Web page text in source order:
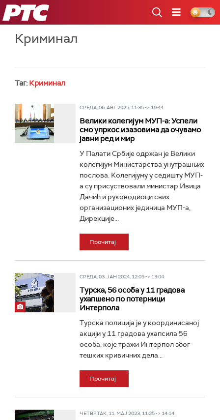
РТС
Криминал
Таг: Криминал
СРЕДА, 06. АВГ 2025, 11:35 -> 19:44
Велики колегијум МУП-а: Успели
смо упркос изазовима да очувамо
јавни ред и мир
У Палати Србије одржан је Велики
колегијум Министарства унутрашњих
послова. Колегијуму у седишту МУП-
а су присуствовали министар Ивица
Дачић и руководиоци свих
организационих јединица МУП-а,
Дирекције...
Прочитај
СРЕДА, 03. ЈАН 2024, 12:05 -> 13:04
Турска, 56 особа у 11 градова
ухапшено по потерници
Интерпола
Турска полиција је у координисаној
акцији у 11 градова ухапсила 56
особа, које тражи Интерпол због
тешких кривичних дела...
Прочитај
ЧЕТВРТАК, 11. МАЈ 2023, 11:25 -> 14:14